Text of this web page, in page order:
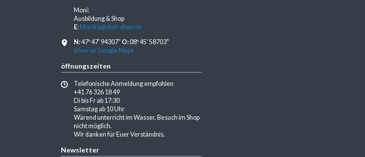
Moni:
Ausbildung & Shop
E: Monika@dieli-diver.ch
N:47º 47' 94307" O:08º 45' 58703"
View on Google Maps
öffnungszeiten
Telefonische Anmeldung empfohlen
+41 76 326 18 49
Di bis Fr ab 17:30
Samstag ab 10 Uhr
Wärend unterricht im Wasser, Besuch im Shop
nicht möglich.
Wir danken für Euer Verständnis.
Newsletter